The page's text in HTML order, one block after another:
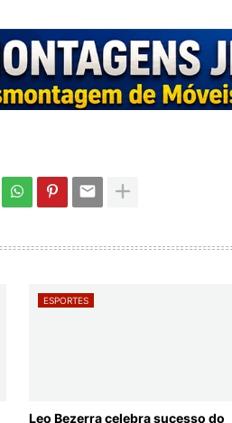
ESPORTES
Leo Bezerra celebra sucesso do